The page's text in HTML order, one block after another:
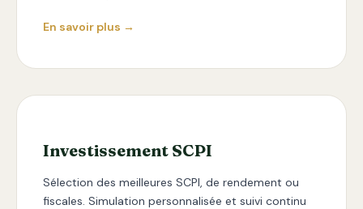
En savoir plus →
Investissement SCPI
Sélection des meilleures SCPI, de rendement ou
fiscales. Simulation personnalisée et suivi continu